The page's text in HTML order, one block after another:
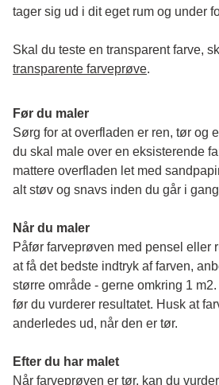
tager sig ud i dit eget rum og under
transparente farveprøve.
Før du maler
Sørg for at overfladen er ren, tør og
du skal male over en eksisterende
mattere overfladen let med
alt støv og snavs inden du går i
Når du maler
Påfør farveprøven med pensel eller
at få det bedste indtryk af farven,
større område - gerne omkring 1
før du vurderer resultatet. Husk at
anderledes ud, når den er tør.
Efter du har malet
Når farveprøven er tør, kan du